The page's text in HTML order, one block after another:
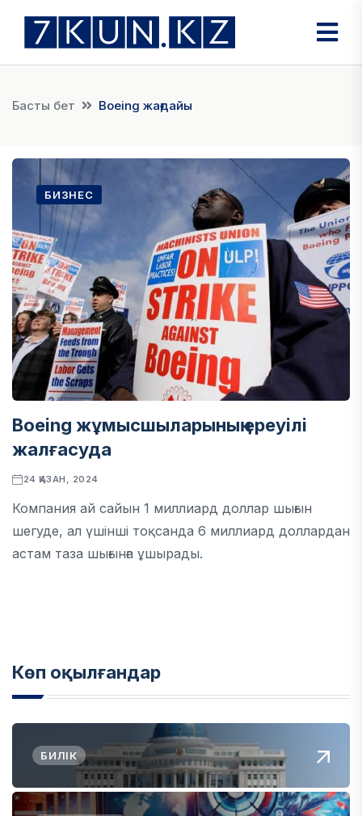
Басты бет Boeing жағдайы
БИЗНЕС
Boeing жұмысшыларының ереуілі
жалғасуда
24 ҚАЗАН, 2024
Компания ай сайын 1 миллиард доллар шығын
шегуде, ал үшінші тоқсанда 6 миллиард доллардан
астам таза шығынға ұшырады.
Көп оқылғандар
БИЛІК